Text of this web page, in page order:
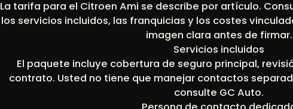
La tarifa para el Citroen Ami se describe por artículo.
los servicios incluidos, las franquicias y los costes
imagen clara antes de firmar.
Servicios incluidos
El paquete incluye cobertura de seguro principal,
contrato. Usted no tiene que manejar contactos
consulte GC Auto.